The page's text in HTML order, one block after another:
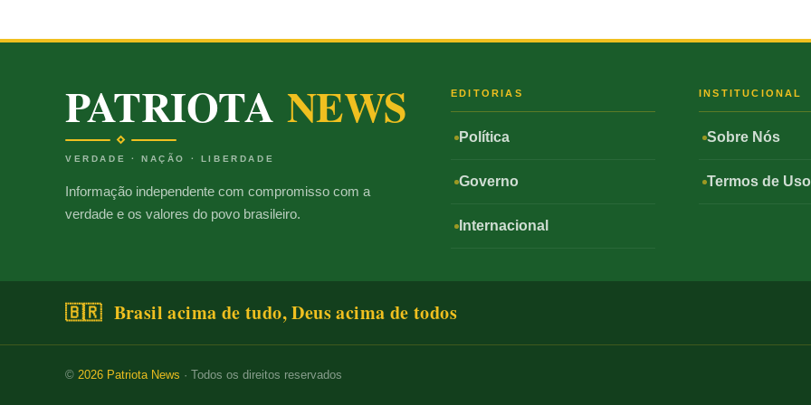
PATRIOTA NEWS
VERDADE · NAÇÃO · LIBERDADE
Informação independente com compromisso com a
verdade e os valores do povo brasileiro.
EDITORIAS
Política
Governo
Internacional
INSTITUCIONAL
Sobre Nós
Termos de Uso
🇧🇷 Brasil acima de tudo, Deus acima de todos
© 2026 Patriota News · Todos os direitos reservados